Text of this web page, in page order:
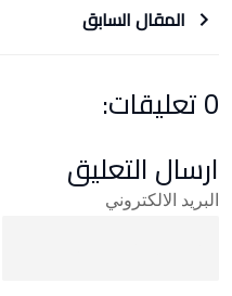
المقال السابق
0 تعليقات:
ارسال التعليق
البريد الالكتروني